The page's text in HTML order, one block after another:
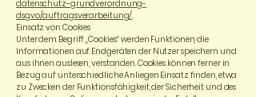
datenschutz-grundverordnung-
dsgvo/auftragsverarbeitung/
Einsatz von Cookies
Unter dem Begriff „Cookies“ werden Funktionen, die
Informationen auf Endgeräten der Nutzer speichern und
aus ihnen auslesen, verstanden. Cookies können ferner in
Bezug auf unterschiedliche Anliegen Einsatz finden, etwa
zu Zwecken der Funktionsfähigkeit, der Sicherheit und des